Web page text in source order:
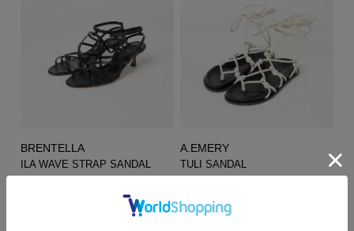
BRENTELLA
ILA WAVE STRAP SANDAL
OFF
A.EMERY
TULI SANDAL